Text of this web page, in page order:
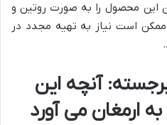
این محصول را به صورت روتین و
است نیاز به تهیه مجدد در
آنچه این
ارمغان می آورد